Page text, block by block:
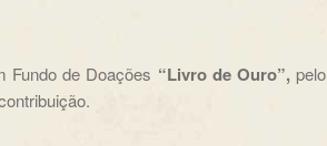
Fundo de Doações “Livro de Ouro”,pelo